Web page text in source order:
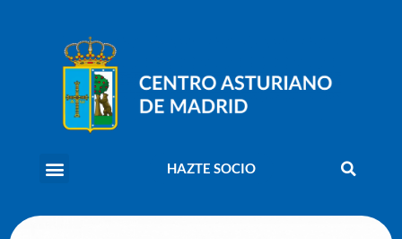
HAZTE SOCIO